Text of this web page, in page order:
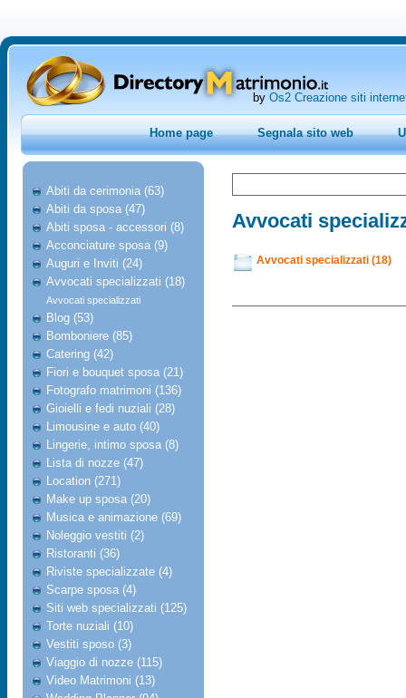
by Os2 Creazione siti
Home page Segnala sito web
Abiti da cerimonia (63)
Abiti da sposa (47)
Abiti sposa - accessori (8)
Acconciature sposa (9)
Auguri e Inviti (24)
Avvocati specializzati (18)
Avvocati specializzati
Blog (53)
Bomboniere (85)
Catering (42)
Fiori e bouquet sposa (21)
Fotografo matrimoni (136)
Gioielli e fedi nuziali (28)
Limousine e auto (40)
Lingerie, intimo sposa (8)
Lista di nozze (47)
Location (271)
Make up sposa (20)
Musica e animazione (69)
Noleggio vestiti (2)
Ristoranti (36)
Riviste specializzate (4)
Scarpe sposa (4)
Siti web specializzati (125)
Torte nuziali (10)
Vestiti sposo (3)
Viaggio di nozze (115)
Video Matrimoni (13)
Avvocati
Avvocati specializzati (18)